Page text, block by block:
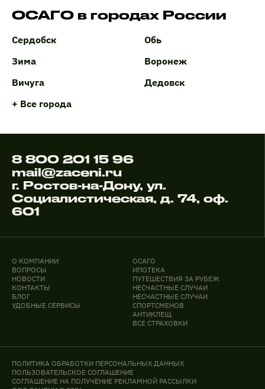
ОСАГО в городах России
Сердобск
Обь
Зима
Воронеж
Вичуга
Дедовск
+ Все города
8 800 201 15 96
mail@zaceni.ru
г. Ростов-на-Дону, ул.
Социалистическая, д. 74, оф.
601
О КОМПАНИИ
ВОПРОСЫ
НОВОСТИ
КОНТАКТЫ
БЛОГ
УДОБНЫЕ СЕРВИСЫ
ОСАГО
ИПОТЕКА
ПУТЕШЕСТВИЯ ЗА РУБЕЖ
НЕСЧАСТНЫЕ СЛУЧАИ
НЕСЧАСТНЫЕ СЛУЧАИ
СПОРТСМЕНОВ
АНТИКЛЕЩ
ВСЕ СТРАХОВКИ
ПОЛИТИКА ОБРАБОТКИ ПЕРСОНАЛЬНЫХ ДАННЫХ
ПОЛЬЗОВАТЕЛЬСКОЕ СОГЛАШЕНИЕ
СОГЛАШЕНИЕ НА ПОЛУЧЕНИЕ РЕКЛАМНОЙ РАССЫЛКИ